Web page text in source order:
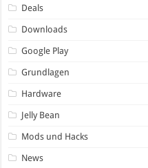
Deals
Downloads
Google Play
Grundlagen
Hardware
Jelly Bean
Mods und Hacks
News